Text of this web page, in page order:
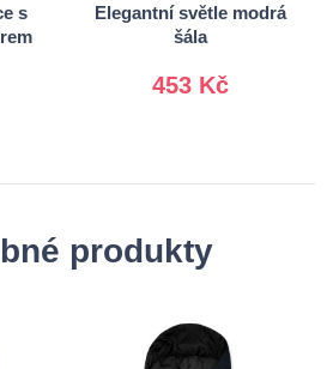
s
Elegantní světle modrá
šála
453 Kč
produkty